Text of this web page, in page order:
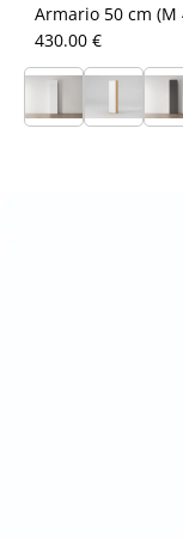
Armario 50 cm
430.00 €